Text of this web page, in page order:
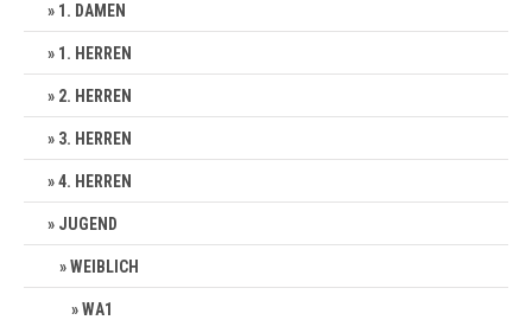
1. DAMEN
1. HERREN
2. HERREN
3. HERREN
4. HERREN
JUGEND
WEIBLICH
WA1